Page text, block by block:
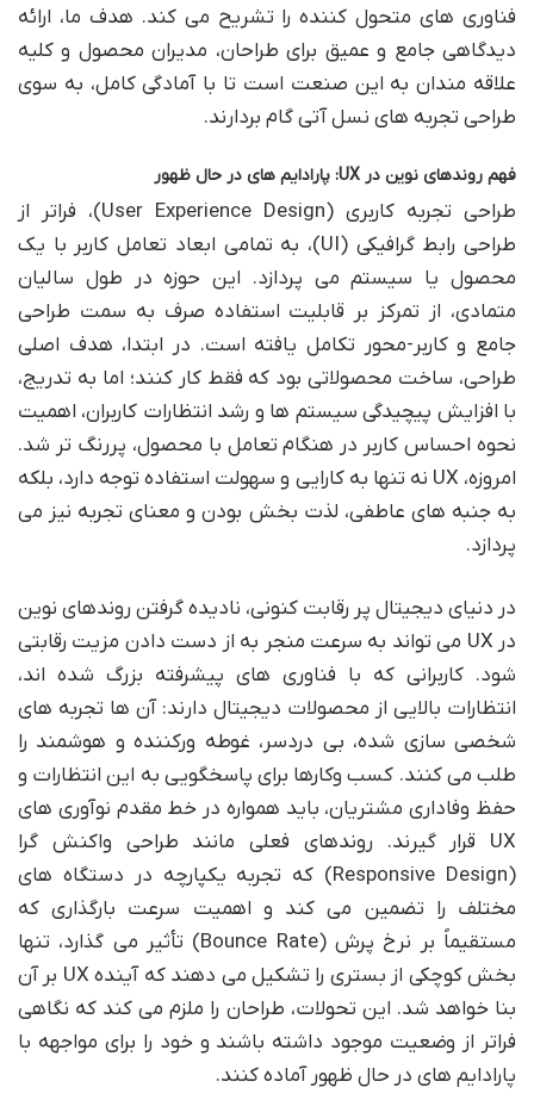
فناوری های متحول کننده را تشریح می کند. هدف ما، ارائه
دیدگاهی جامع و عمیق برای طراحان، مدیران محصول و کلیه
علاقه مندان به این صنعت است تا با آمادگی کامل، به سوی
طراحی تجربه های نسل آتی گام بردارند.
فهم روندهای نوین در UX: پارادایم های در حال ظهور
طراحی تجربه کاربری (User Experience Design)، فراتر از
طراحی رابط گرافیکی (UI)، به تمامی ابعاد تعامل کاربر با یک
محصول یا سیستم می پردازد. این حوزه در طول سالیان
متمادی، از تمرکز بر قابلیت استفاده صرف به سمت طراحی
جامع و کاربر-محور تکامل یافته است. در ابتدا، هدف اصلی
طراحی، ساخت محصولاتی بود که فقط کار کنند؛ اما به تدریج،
با افزایش پیچیدگی سیستم ها و رشد انتظارات کاربران، اهمیت
نحوه احساس کاربر در هنگام تعامل با محصول، پررنگ تر شد.
امروزه، UX نه تنها به کارایی و سهولت استفاده توجه دارد، بلکه
به جنبه های عاطفی، لذت بخش بودن و معنای تجربه نیز می
پردازد.
در دنیای دیجیتال پر رقابت کنونی، نادیده گرفتن روندهای نوین
در UX می تواند به سرعت منجر به از دست دادن مزیت رقابتی
شود. کاربرانی که با فناوری های پیشرفته بزرگ شده اند،
انتظارات بالایی از محصولات دیجیتال دارند: آن ها تجربه های
شخصی سازی شده، بی دردسر، غوطه ورکننده و هوشمند را
طلب می کنند. کسب وکارها برای پاسخگویی به این انتظارات و
حفظ وفاداری مشتریان، باید همواره در خط مقدم نوآوری های
UX قرار گیرند. روندهای فعلی مانند طراحی واکنش گرا
(Responsive Design) که تجربه یکپارچه در دستگاه های
مختلف را تضمین می کند و اهمیت سرعت بارگذاری که
مستقیماً بر نرخ پرش (Bounce Rate) تأثیر می گذارد، تنها
بخش کوچکی از بستری را تشکیل می دهند که آینده UX بر آن
بنا خواهد شد. این تحولات، طراحان را ملزم می کند که نگاهی
فراتر از وضعیت موجود داشته باشند و خود را برای مواجهه با
پارادایم های در حال ظهور آماده کنند.